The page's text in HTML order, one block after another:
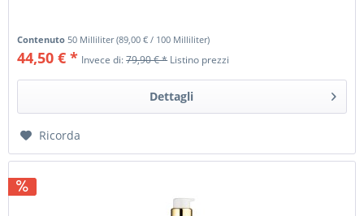
Contenuto 50 Milliliter(89,00 € / 100 Milliliter)
44,50 € * Invece di:79,90 € *Listino prezzi
Dettagli
Ricorda